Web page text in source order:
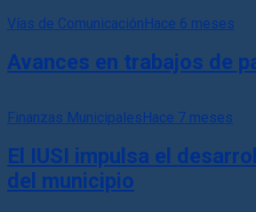
Vías de ComunicaciónHace 6 meses
Avances en trabajos de
Finanzas MunicipalesHace 7 meses
El IUSI impulsa el
del municipio